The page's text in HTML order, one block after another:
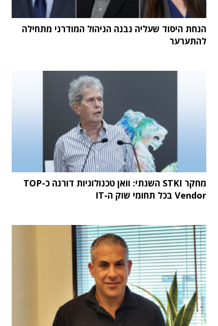
הנחת היסוד שעליה נבנה הניהול המודרני מתחילה
להתערער
מחקר STKI השנתי: וואן טכנולוגיות דורגה כ-TOP
Vendor בכל תחומי שוק ה-IT